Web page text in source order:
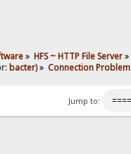
» HFS ~ HTTP File Server»
bacter) » Connection Problem
Jump to: